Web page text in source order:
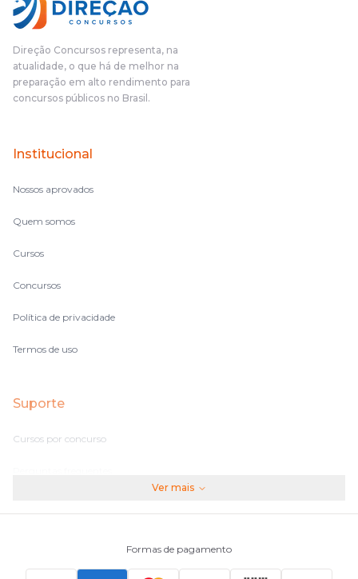
Direção Concursos representa, na
atualidade, o que há de melhor na
preparação em alto rendimento para
concursos públicos no Brasil.
Institucional
Nossos aprovados
Quem somos
Cursos
Concursos
Política de privacidade
Termos de uso
Suporte
Cursos por concurso
Ver mais
Formas de pagamento